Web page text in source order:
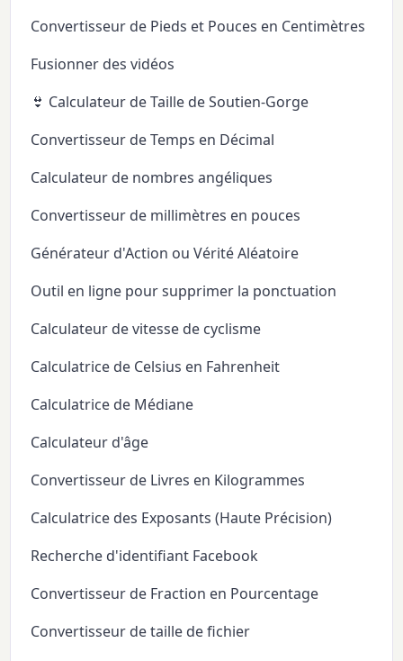
Convertisseur de Pieds et Pouces en Centimètres
Fusionner des vidéos
👙 Calculateur de Taille de Soutien-Gorge
Convertisseur de Temps en Décimal
Calculateur de nombres angéliques
Convertisseur de millimètres en pouces
Générateur d'Action ou Vérité Aléatoire
Outil en ligne pour supprimer la ponctuation
Calculateur de vitesse de cyclisme
Calculatrice de Celsius en Fahrenheit
Calculatrice de Médiane
Calculateur d'âge
Convertisseur de Livres en Kilogrammes
Calculatrice des Exposants (Haute Précision)
Recherche d'identifiant Facebook
Convertisseur de Fraction en Pourcentage
Convertisseur de taille de fichier